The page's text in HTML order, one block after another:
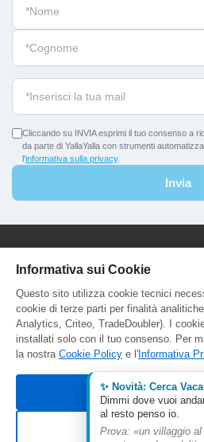
Informativa sui Cookie
Questo sito utilizza cookie tecnici
cookie di terze parti per finalità
Analytics, Criteo, TradeDoubler). I
installati solo con il tuo consenso. Per
la nostra Cookie Policy e l' Informativa
Accetta
Rifiuta non
✨ Novità: Cerca
Dimmi dove vuoi
al resto penso io.
Prova: «un villaggio al
Cliccando su INVIA esprimi il tuo consenso a
da parte di YallaYalla con strumenti
l'informativa sulla privacy.
Invia
YallaYalla -
Sede Legale e
Viale Adriatico 127 -
P.Iva e C.F.
Aut. Reg. Lazio